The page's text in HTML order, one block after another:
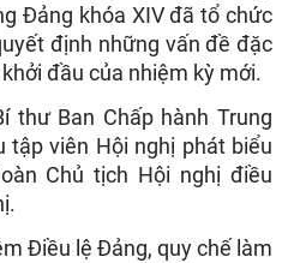
Đảng khóa XIV đã tổ chức
định những vấn đề đặc
đầu của nhiệm kỳ mới.
thư Ban Chấp hành Trung
tập viên Hội nghị phát biểu
Chủ tịch Hội nghị điều
Điều lệ Đảng, quy chế làm